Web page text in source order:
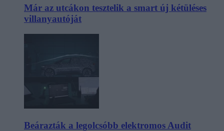
Már az utcákon tesztelik a smart új kétüléses
villanyautóját
Beárazták a legolcsóbb elektromos Audit